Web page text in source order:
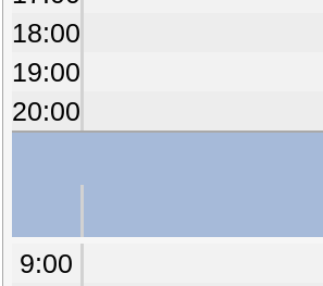
18:00
19:00
20:00
9:00